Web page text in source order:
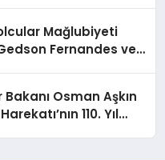
Mağlubiyeti
Fernandes ve
Osman Aşkın
110. Yıl